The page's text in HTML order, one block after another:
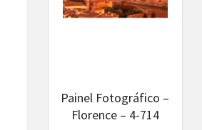
Painel Fotográfico –
Florence – 4-714